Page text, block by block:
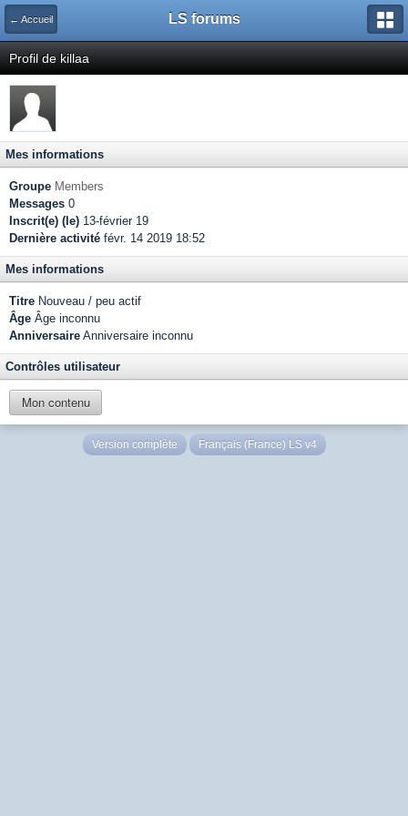
← Accueil LS forums
Profil de killaa
Mes informations
Groupe Members
Messages 0
Inscrit(e) (le) 13-février 19
Dernière activité févr. 14 2019 18:52
Mes informations
Titre Nouveau / peu actif
Âge Âge inconnu
Anniversaire Anniversaire inconnu
Contrôles utilisateur
Mon contenu
Version complète Français (France) LS v4